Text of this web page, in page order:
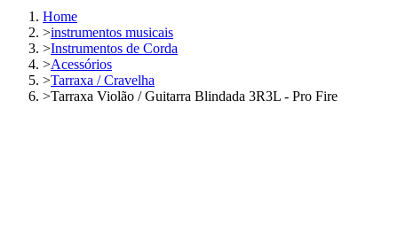
Home
>instrumentos musicais
>Instrumentos de Corda
>Acessórios
>Tarraxa / Cravelha
>Tarraxa Violão / Guitarra Blindada 3R3L - Pro Fire